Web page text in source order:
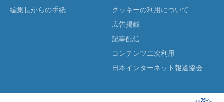
編集長からの手紙
クッキーの利用について
広告掲載
記事配信
コンテンツ二次利用
日本インターネット報道協会